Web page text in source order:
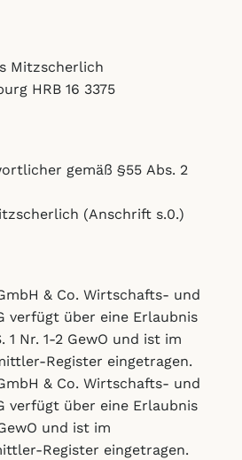
Mitzscherlich
HRB 16 3375
gemäß §55 Abs. 2
(Anschrift s.0.)
& Co. Wirtschafts- und
verfügt über eine Erlaubnis
1 Nr. 1-2 GewO und ist im
Register eingetragen.
& Co. Wirtschafts- und
verfügt über eine Erlaubnis
und ist im
Register eingetragen.